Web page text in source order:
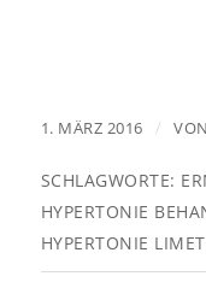
1. MÄRZ 2016 / VON
SCHLAGWORTE:
HYPERTONIE
HYPERTONIE